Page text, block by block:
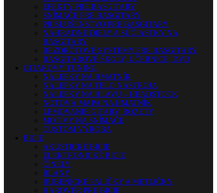
EFEKTY PRE BASGITARY
SNÍMAČE PRE BASGITARY
PRÍSLUŠENSTVO PRE BASGITARY
NÁHRADNÉ DIELY A SÚČIASTKY NA
BASGITARY
BEZDRÔTOVÉ SYSTÉMY PRE BASGITARY
BASGITAROVÉ ŠKOLY, UČEBNICE, DVD
GITAROVÝ TUNING
NÁLEPKY NA HMATNÍK
NÁLEPKY NA TELO NÁSTROJA
NÁLEPKY NA HLAVU – HEADSTOCK
NOTOVÁ MAPA NA HMATNÍK
LEMOVANIE GITARY, ROZETY
MOTÍVY NA SNÍMAČE
CUSTOM VÝROBA
BICIE
AKUSTICKÉ BICIE
ELEKTRONICKÉ BICIE
ČINELY
BLANY
BUBENÍCKE PALIČKY A METLIČKY
HARDVÉR PRE BICIE